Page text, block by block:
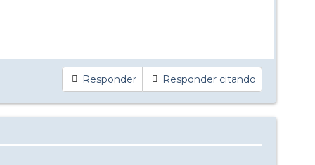
Responder Responder citando